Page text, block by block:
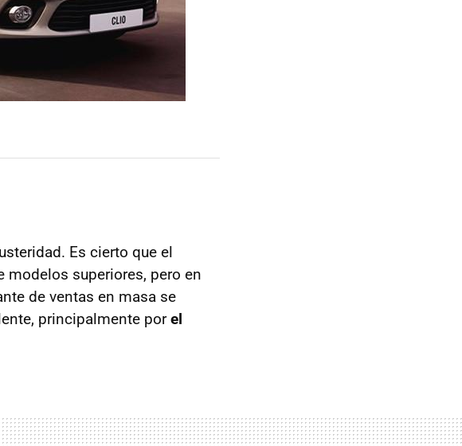
Es cierto que el
superiores, pero en
de ventas en masa se
principalmente porel